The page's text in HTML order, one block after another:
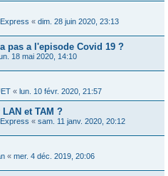
« dim. 28 juin 2020, 23:13
pas a l'episode Covid 19 ?
18 mai 2020, 14:10
« lun. 10 févr. 2020, 21:57
et TAM ?
« sam. 11 janv. 2020, 20:12
« mer. 4 déc. 2019, 20:06